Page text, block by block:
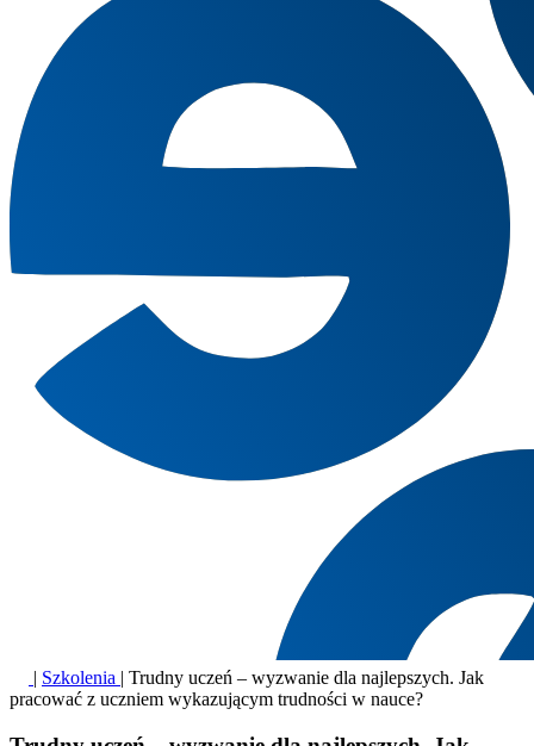
| Szkolenia | Trudny uczeń – wyzwanie dla najlepszych. Jak
pracować z uczniem wykazującym trudności w nauce?